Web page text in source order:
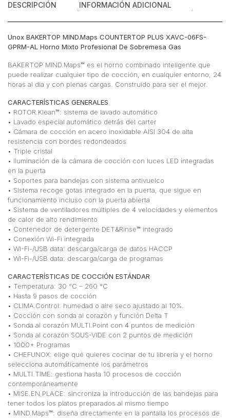
DESCRIPCIÓN INFORMACIÓN ADICIONAL
Unox BAKERTOP MIND.Maps COUNTERTOP PLUS XAVC-06FS-
GPRM-AL Horno Mixto Profesional De Sobremesa Gas
BAKERTOP MIND.Maps™ es el horno combinado inteligente que
puede realizar cualquier tipo de cocción, en cualquier entorno, 24
horas al día y con plenas cargas. Construido para ser el mejor.
CARACTERÍSTICAS GENERALES
• ROTOR.Klean™: sistema de lavado automático
• Lavado especial automático detrás del carter
• Cámara de cocción en acero inoxidable AISI 304 de alta
resistencia con bordes redondeados
• Triple cristal
• Iluminación de la cámara de cocción con luces LED integradas
en la puerta
• Soportes para bandejas con sistema antivuelco
• Sistema recoge gotas integrado en la puerta, que sigue en
funcionamiento incluso con la puerta abierta
• Sistema de ventiladores múltiples de 4 velocidades y elementos
de calor de alto rendimiento
• Contenedor de detergente DET&Rinse™ integrado
• Conexión Wi-Fi integrada
• WI-Fi-/USB data: descarga/carga de datos HACCP
• WI-Fi-/USB data: descarga/carga de programas
CARACTERÍSTICAS DE COCCIÓN ESTÁNDAR
• Temperatura: 30 °C – 260 °C
• Hasta 9 pasos de cocción
• CLIMA.Control: humedad o aire seco ajustado al 10%.
• Cocción con sonda al corazón y función Delta T
• Sonda al corazón MULTI.Point con 4 puntos de medición
• Sonda al corazón SOUS-VIDE con 2 puntos de medición
• 1000+ Programas
• CHEFUNOX: elige qué quieres cocinar de tu librería y el horno
selecciona automáticamente los parámetros
• MULTI.TIME: gestiona hasta 10 procesos de cocción
contemporáneamente
• MISE.EN.PLACE: sincroniza la introducción de las bandejas para
tener todos los platos preparados al mismo tiempo
• MIND.Maps™: diseña directamente en la pantalla los procesos de